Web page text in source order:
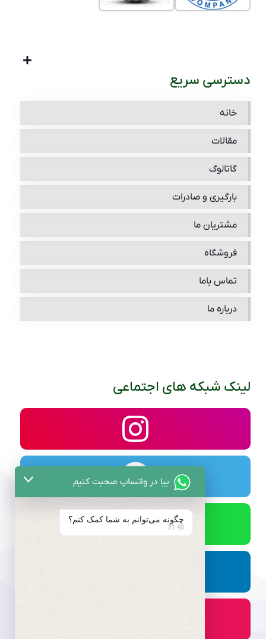
دسترسی سریع
خانه
مقالات
گاتالوگ
بارگیری و صادرات
مشتریان ما
فروشگاه
تماس باما
درباره ما
لینک شبکه های اجتماعی
بیا در واتساپ صحبت کنیم
چگونه می‌توانم به شما کمک کنم؟
21:40